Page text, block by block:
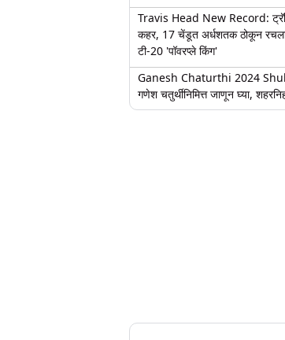
Travis Head New Record:
कहर, 17 चेंडूत अर्धशतक ठोकून रचला
टी-20 'पॉवरप्ले किंग'
Ganesh Chaturthi 2024
गणेश चतुर्थीनिमित्त जाणून घ्या,